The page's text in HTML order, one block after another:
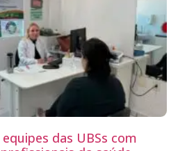
das UBSs com